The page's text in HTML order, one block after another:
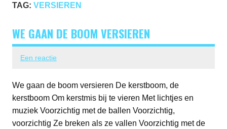
TAG: VERSIEREN
WE GAAN DE BOOM VERSIEREN
Een reactie
We gaan de boom versieren De kerstboom, de
kerstboom Om kerstmis bij te vieren Met lichtjes en
muziek Voorzichtig met de ballen Voorzichtig,
voorzichtig Ze breken als ze vallen Voorzichtig met de